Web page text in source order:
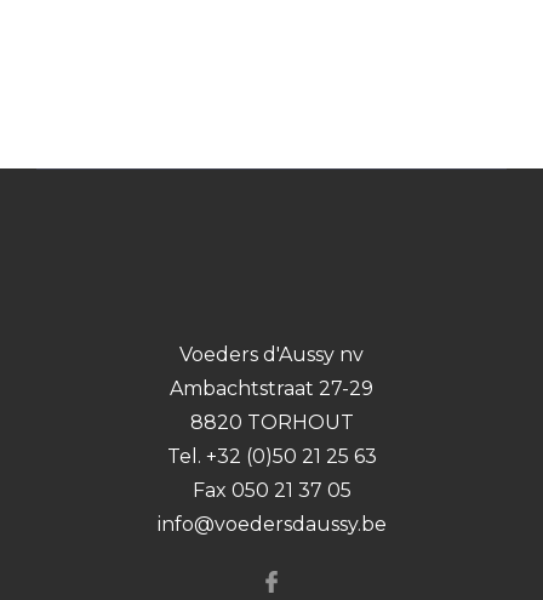
Voeders d'Aussy nv
Ambachtstraat 27-29
8820 TORHOUT
Tel. +32 (0)50 21 25 63
Fax 050 21 37 05
info@voedersdaussy.be